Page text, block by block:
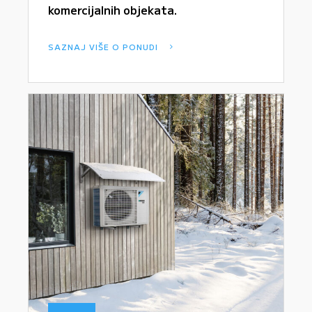
komercijalnih objekata.
SAZNAJ VIŠE O PONUDI